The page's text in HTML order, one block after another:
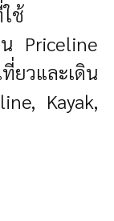
ช้
Priceline
ยวและเดิน
Kayak,